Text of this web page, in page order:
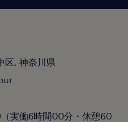
区, 神奈川県
（実働6時間00分・休憩60